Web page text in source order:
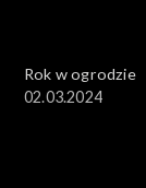
Rok w ogrodzie
02.03.2024